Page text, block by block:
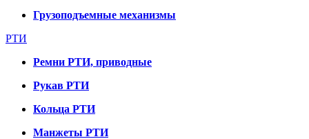
Грузоподъемные механизмы
РТИ
Ремни РТИ, приводные
Рукав РТИ
Кольца РТИ
Манжеты РТИ